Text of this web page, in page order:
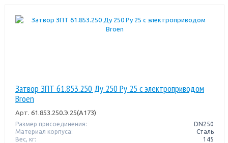
Затвор ЗПТ 61.853.250 Ду 250 Ру 25 с электроприводом
Broen
Арт. 61.853.250.Э.25(А173)
Размер присоединения:
DN250
Материал корпуса:
Сталь
Вес, кг:
145